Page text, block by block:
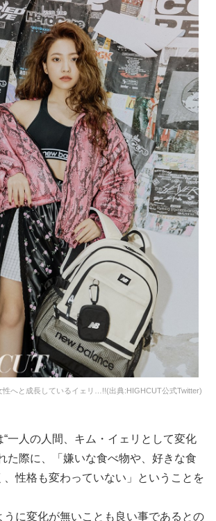
性へと成長しているイェリ…!!(出典:HIGHCUT公式Twitter)
一人の人間、キム・イェリとして変化
た際に、「嫌いな食べ物や、好きな食
、性格も変わっていない」ということを
うに変化が無いことも良い事であるとの